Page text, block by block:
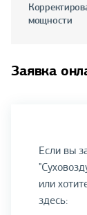
мощности
Заявка
Если вы
или
здесь: